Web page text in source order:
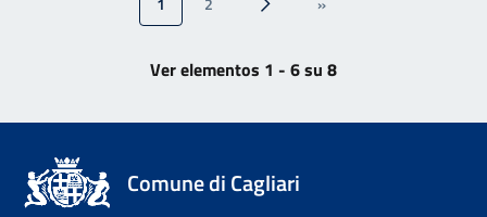
›› última »
Ver elementos 1 - 6 su 8
Comune di Cagliari